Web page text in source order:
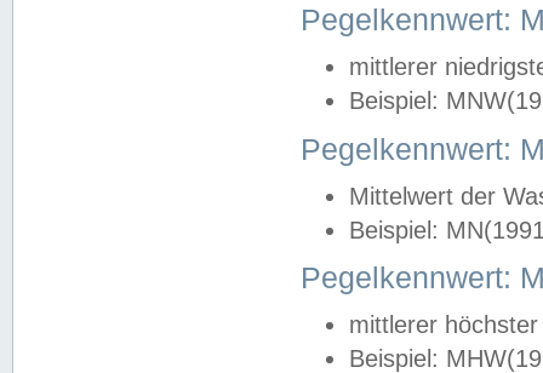
Pegelkennwert:
mittlerer
Beispiel:
Pegelkennwert:
Mittelwert der
Beispiel:
Pegelkennwert:
mittlerer
Beispiel: